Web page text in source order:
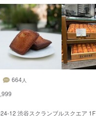
664 人
12 渋谷スクランブルスクエア 1F